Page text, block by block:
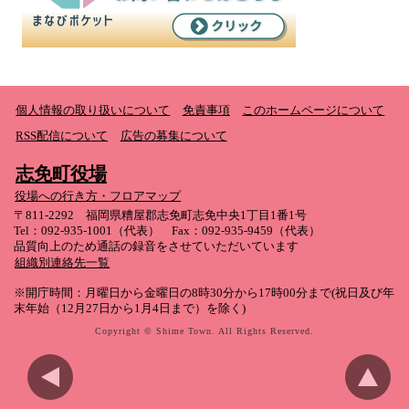
個人情報の取り扱いについて 免責事項
このホームページについて
RSS配信について
広告の募集について
志免町役場
役場への行き方・フロアマップ
〒811-2292 福岡県糟屋郡志免町志免中央1丁目1番1号
Tel：092-935-1001（代表） Fax：092-935-9459（代表）
品質向上のため通話の録音をさせていただいています
組織別連絡先一覧
※開庁時間：月曜日から金曜日の8時30分から17時00分まで(祝日及び年
末年始（12月27日から1月4日まで）を除く)
Copyright © Shime Town. All Rights Reserved.